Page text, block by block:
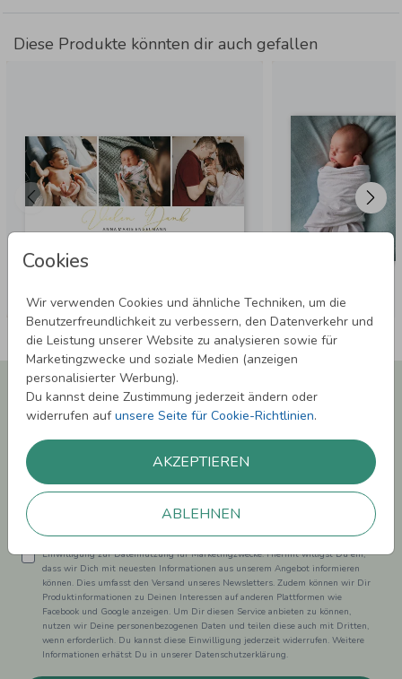
Cookies
Wir verwenden Cookies und ähnliche Techniken, um die
Benutzerfreundlichkeit zu verbessern, den Datenverkehr und
die Leistung unserer Website zu analysieren sowie für
Marketingzwecke und soziale Medien (anzeigen
personalisierter Werbung).
Du kannst deine Zustimmung jederzeit ändern oder
widerrufen aufunsere Seite für Cookie-Richtlinien.
AKZEPTIEREN
ABLEHNEN
Diese Produkte könnten dir auch gefallen
Newsletter abonnieren und 5,00 € Rabatt**
sichern!
Laufenden.
Einwilligung zur Datennutzung für Marketingzwecke: Hiermit willigst Du ein,
dass wir Dich mit neuesten Informationen aus unserem Angebot informieren
können. Dies umfasst den Versand unseres Newsletters. Zudem können wir Dir
Produktinformationen zu Deinen Interessen auf anderen Plattformen wie
Facebook und Google anzeigen. Um Dir diesen Service anbieten zu können,
nutzen wir Deine personenbezogenen Daten und teilen diese auch mit Dritten,
wenn erforderlich. Du kannst diese Einwilligung jederzeit widerrufen. Weitere
Informationen erhätst Du in unserer Datenschutzerklärung.